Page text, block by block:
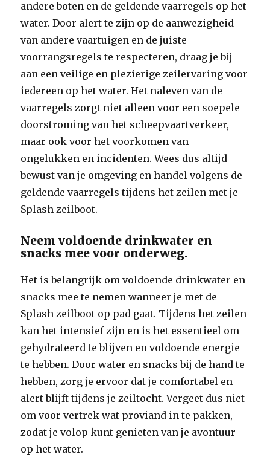
andere boten en de geldende vaarregels op het
water. Door alert te zijn op de aanwezigheid
van andere vaartuigen en de juiste
voorrangsregels te respecteren, draag je bij
aan een veilige en plezierige zeilervaring voor
iedereen op het water. Het naleven van de
vaarregels zorgt niet alleen voor een soepele
doorstroming van het scheepvaartverkeer,
maar ook voor het voorkomen van
ongelukken en incidenten. Wees dus altijd
bewust van je omgeving en handel volgens de
geldende vaarregels tijdens het zeilen met je
Splash zeilboot.
Neem voldoende drinkwater en
snacks mee voor onderweg.
Het is belangrijk om voldoende drinkwater en
snacks mee te nemen wanneer je met de
Splash zeilboot op pad gaat. Tijdens het zeilen
kan het intensief zijn en is het essentieel om
gehydrateerd te blijven en voldoende energie
te hebben. Door water en snacks bij de hand te
hebben, zorg je ervoor dat je comfortabel en
alert blijft tijdens je zeiltocht. Vergeet dus niet
om voor vertrek wat proviand in te pakken,
zodat je volop kunt genieten van je avontuur
op het water.